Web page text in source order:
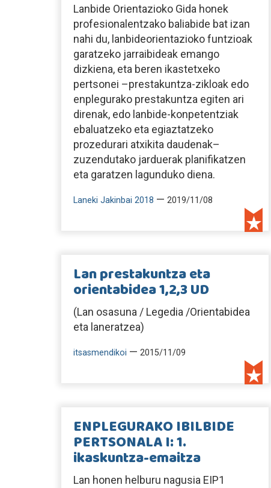
Lanbide Orientazioko Gida honek
profesionalentzako baliabide bat izan
nahi du, lanbideorientazioko funtzioak
garatzeko jarraibideak emango
dizkiena, eta beren ikastetxeko
pertsonei –prestakuntza-zikloak edo
enplegurako prestakuntza egiten ari
direnak, edo lanbide-konpetentziak
ebaluatzeko eta egiaztatzeko
prozedurari atxikita daudenak–
zuzendutako jarduerak planifikatzen
eta garatzen lagunduko diena.
Laneki Jakinbai 2018 — 2019/11/08
Lan prestakuntza eta
orientabidea 1,2,3 UD
(Lan osasuna / Legedia /Orientabidea
eta laneratzea)
itsasmendikoi — 2015/11/09
ENPLEGURAKO IBILBIDE
PERTSONALA I: 1.
ikaskuntza-emaitza
Lan honen helburu nagusia EIP1